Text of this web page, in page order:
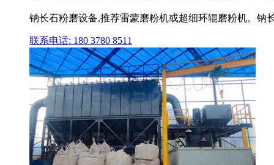
钠长石粉磨设备,推荐雷蒙磨粉机或超细环辊磨粉机。钠
联系电话: 180 3780 8511